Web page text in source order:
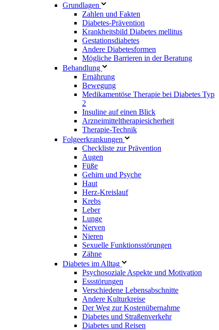
Grundlagen
Zahlen und Fakten
Diabetes-Prävention
Krankheitsbild Diabetes mellitus
Gestationsdiabetes
Andere Diabetesformen
Mögliche Barrieren in der Beratung
Behandlung
Ernährung
Bewegung
Medikamentöse Therapie bei Diabetes Typ
2
Insuline auf einen Blick
Arzneimitteltherapie­sicherheit
Therapie-Technik
Fol­ge­er­kran­kun­gen
Checkliste zur Prävention
Augen
Füße
Gehirn und Psyche
Haut
Herz-Kreislauf
Krebs
Leber
Lunge
Nerven
Nieren
Sexuelle Funktionsstörungen
Zähne
Diabetes im Alltag
Psychosoziale Aspekte und Motivation
Essstörungen
Verschiedene Lebensabschnitte
Andere Kulturkreise
Der Weg zur Kostenübernahme
Diabetes und Straßenverkehr
Diabetes und Reisen